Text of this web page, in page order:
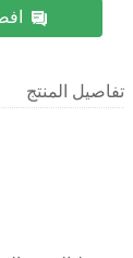
تفاصيل المنتج